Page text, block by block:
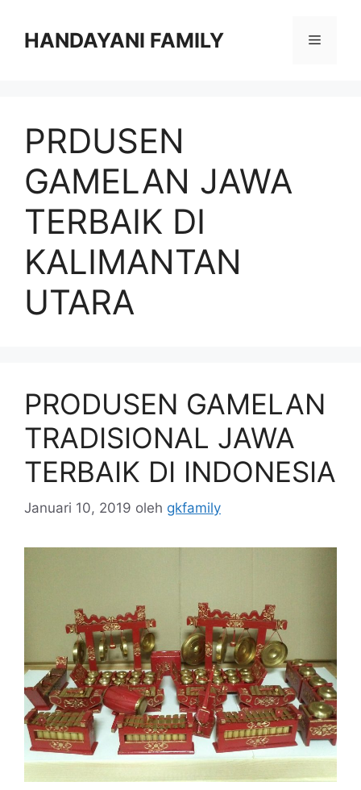
HANDAYANI FAMILY Menu
PRDUSEN
GAMELAN JAWA
TERBAIK DI
KALIMANTAN
UTARA
PRODUSEN GAMELAN
TRADISIONAL JAWA
TERBAIK DI INDONESIA
Januari 10, 2019 oleh gkfamily